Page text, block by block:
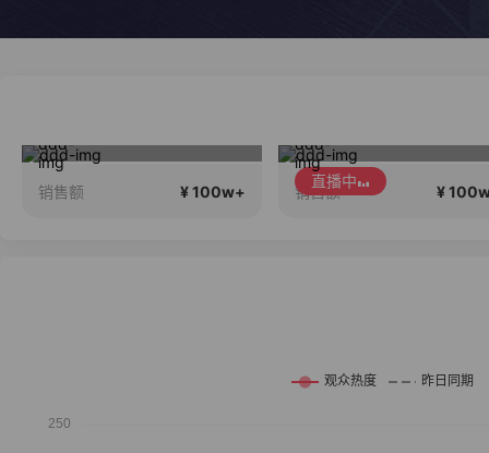
销售额 ¥ 100w+
直播中
销售额 ¥